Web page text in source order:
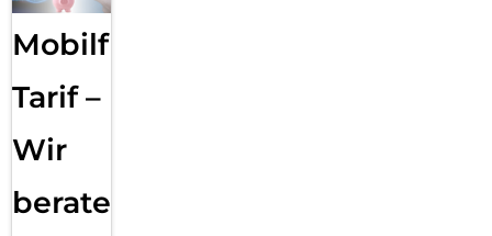
Mobilfunk
Tarif –
Wir
beraten